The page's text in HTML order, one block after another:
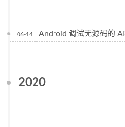
06-14 Android 调试无源码的
2020